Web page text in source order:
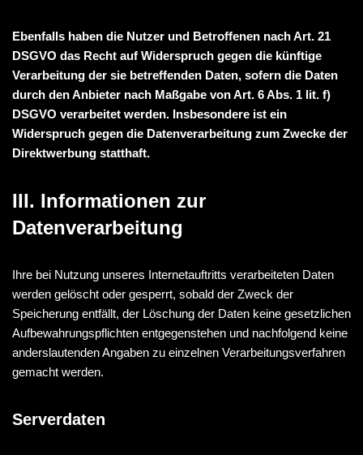
Ebenfalls haben die Nutzer und Betroffenen nach Art. 21
DSGVO das Recht auf Widerspruch gegen die künftige
Verarbeitung der sie betreffenden Daten, sofern die Daten
durch den Anbieter nach Maßgabe von Art. 6 Abs. 1 lit. f)
DSGVO verarbeitet werden. Insbesondere ist ein
Widerspruch gegen die Datenverarbeitung zum Zwecke der
Direktwerbung statthaft.
III. Informationen zur
Datenverarbeitung
Ihre bei Nutzung unseres Internetauftritts verarbeiteten Daten
werden gelöscht oder gesperrt, sobald der Zweck der
Speicherung entfällt, der Löschung der Daten keine gesetzlichen
Aufbewahrungspflichten entgegenstehen und nachfolgend keine
anderslautenden Angaben zu einzelnen Verarbeitungsverfahren
gemacht werden.
Serverdaten